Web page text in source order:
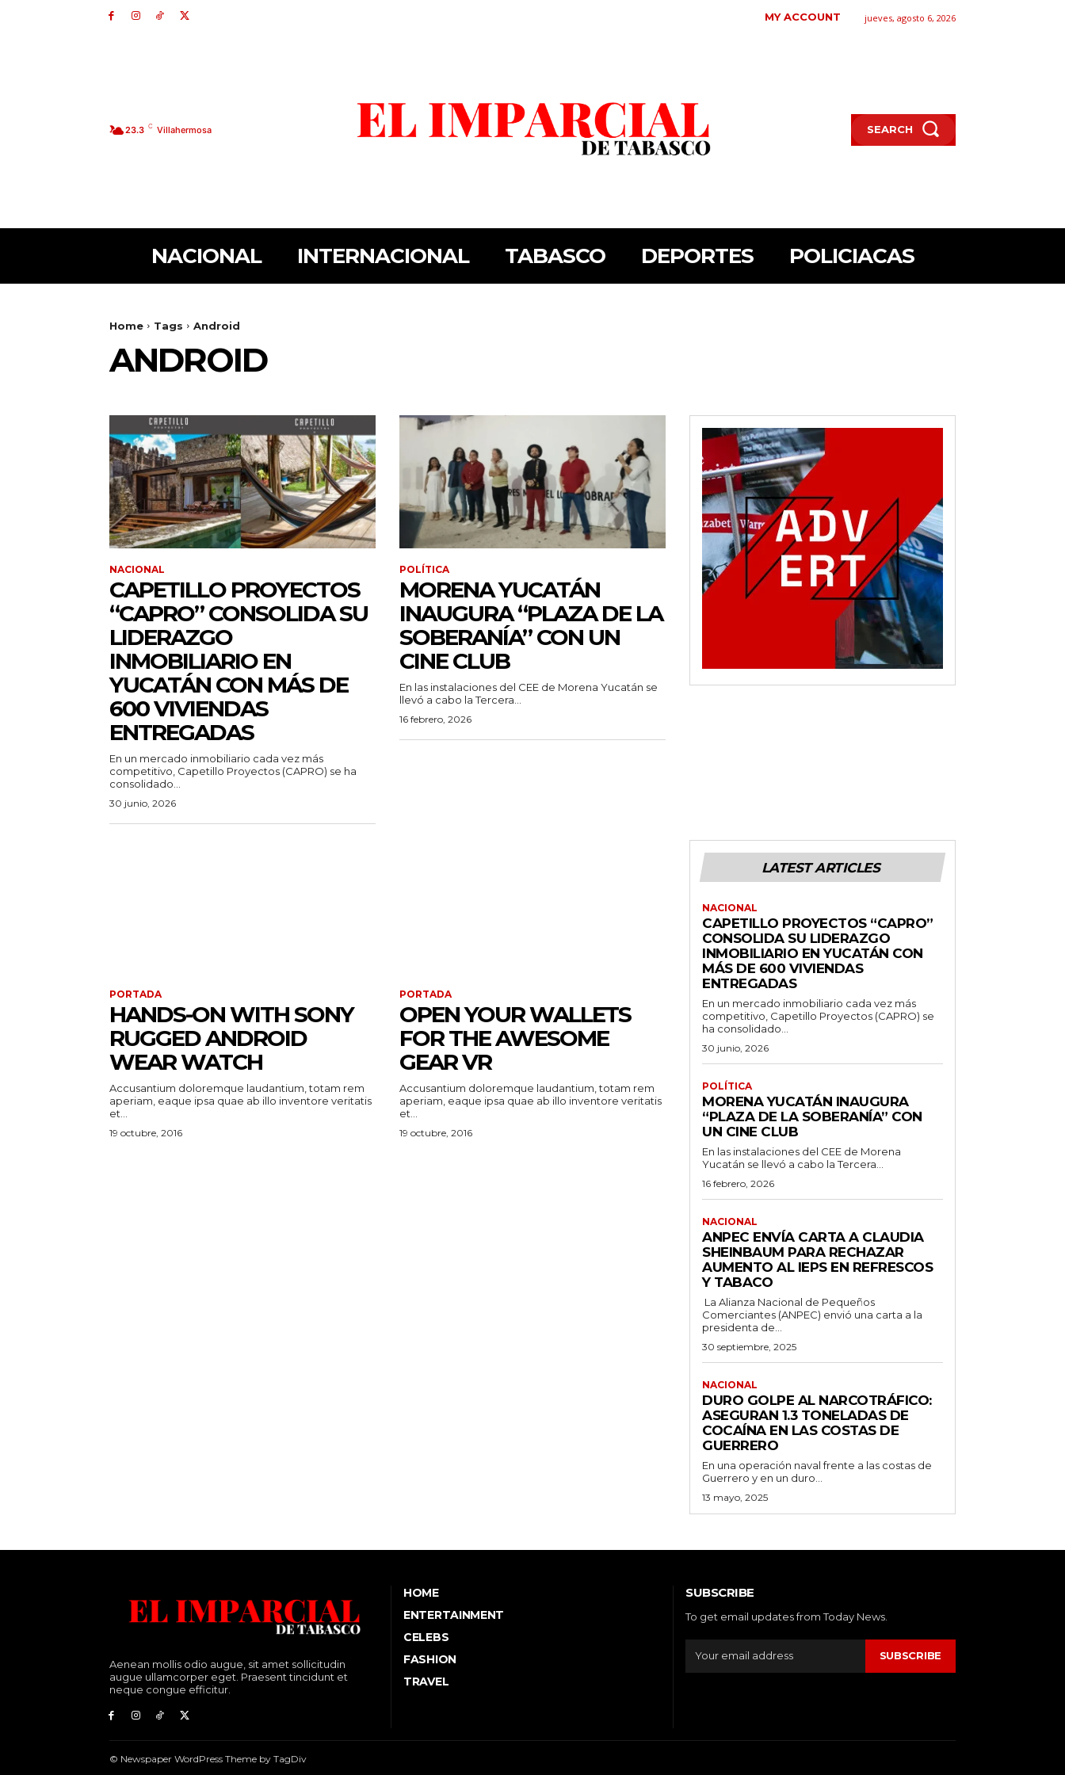
MY ACCOUNT jueves, agosto 6, 2026
23.3 C Villahermosa SEARCH
NACIONAL INTERNACIONAL TABASCO DEPORTES POLICIACAS
Home Tags Android
ANDROID
NACIONAL
CAPETILLO PROYECTOS
“CAPRO” CONSOLIDA SU
LIDERAZGO
INMOBILIARIO EN
YUCATÁN CON MÁS DE
600 VIVIENDAS
ENTREGADAS
En un mercado inmobiliario cada vez más
competitivo, Capetillo Proyectos (CAPRO) se ha
consolidado...
30 junio, 2026
POLÍTICA
MORENA YUCATÁN
INAUGURA “PLAZA DE LA
SOBERANÍA” CON UN
CINE CLUB
En las instalaciones del CEE de Morena Yucatán se
llevó a cabo la Tercera...
16 febrero, 2026
PORTADA
HANDS-ON WITH SONY
RUGGED ANDROID
WEAR WATCH
Accusantium doloremque laudantium, totam rem
aperiam, eaque ipsa quae ab illo inventore veritatis
et...
19 octubre, 2016
PORTADA
OPEN YOUR WALLETS
FOR THE AWESOME
GEAR VR
Accusantium doloremque laudantium, totam rem
aperiam, eaque ipsa quae ab illo inventore veritatis
et...
19 octubre, 2016
LATEST ARTICLES
NACIONAL
CAPETILLO PROYECTOS “CAPRO”
CONSOLIDA SU LIDERAZGO
INMOBILIARIO EN YUCATÁN CON
MÁS DE 600 VIVIENDAS
ENTREGADAS
En un mercado inmobiliario cada vez más
competitivo, Capetillo Proyectos (CAPRO) se
ha consolidado...
30 junio, 2026
POLÍTICA
MORENA YUCATÁN INAUGURA
“PLAZA DE LA SOBERANÍA” CON
UN CINE CLUB
En las instalaciones del CEE de Morena
Yucatán se llevó a cabo la Tercera...
16 febrero, 2026
NACIONAL
ANPEC ENVÍA CARTA A CLAUDIA
SHEINBAUM PARA RECHAZAR
AUMENTO AL IEPS EN REFRESCOS
Y TABACO
La Alianza Nacional de Pequeños
Comerciantes (ANPEC) envió una carta a la
presidenta de...
30 septiembre, 2025
NACIONAL
DURO GOLPE AL NARCOTRÁFICO:
ASEGURAN 1.3 TONELADAS DE
COCAÍNA EN LAS COSTAS DE
GUERRERO
En una operación naval frente a las costas de
Guerrero y en un duro...
13 mayo, 2025
Aenean mollis odio augue, sit amet sollicitudin
augue ullamcorper eget. Praesent tincidunt et
neque congue efficitur.
HOME
ENTERTAINMENT
CELEBS
FASHION
TRAVEL
SUBSCRIBE
To get email updates from Today News.
SUBSCRIBE
© Newspaper WordPress Theme by TagDiv